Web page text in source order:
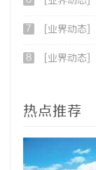
7 [业界动态]
8 [业界动态]
热点推荐